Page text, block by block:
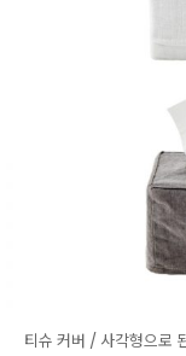
티슈 커버 / 사각형으로